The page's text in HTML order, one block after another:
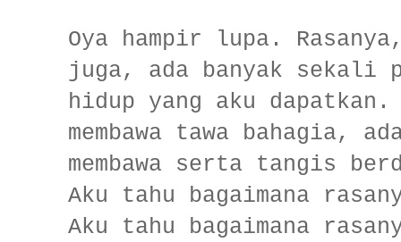
Oya hampir lupa.
juga, ada banyak sekali
hidup yang aku dapatkan.
membawa tawa bahagia,
membawa serta tangis
Aku tahu bagaimana
Aku tahu bagaimana